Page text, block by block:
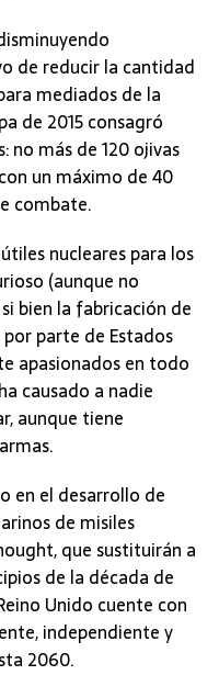
de reducir la cantidad
mediados de la
de 2015 consagró
no más de 120 ojivas
un máximo de 40
combate.
nucleares para los
(aunque no
bien la fabricación de
parte de Estados
apasionados en todo
causado a nadie
aunque tiene
en el desarrollo de
de misiles
que sustituirán a
de la década de
Unido cuente con
independiente y
2060.